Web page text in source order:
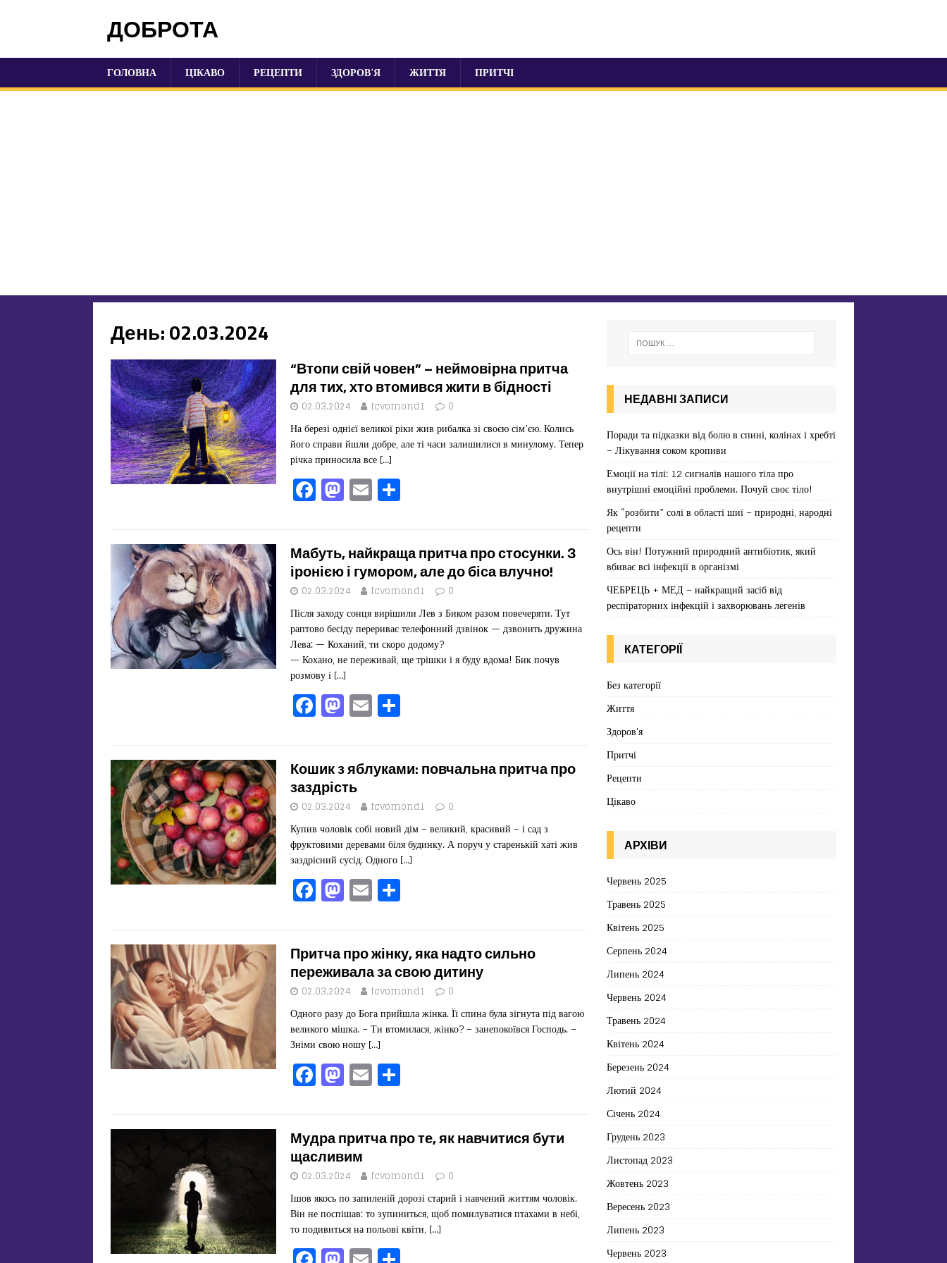
ДОБРОТА
ГОЛОВНА ЦІКАВО РЕЦЕПТИ ЗДОРОВ’Я ЖИТТЯ ПРИТЧІ
День:02.03.2024
“Втопи свій човен” – неймовірна притча
для тих, хто втомився жити в бідності
02.03.2024 fcvomond1 0
На березі однієї великої ріки жив рибалка зі своєю сім’єю. Колись
його справи йшли добре, але ті часи залишилися в минулому. Тепер
річка приносила все […]
F
a
e
b
o
o
k
M
a
o
d
o
n
E
m
l ит
ис
я
Мабуть, найкраща притча про стосунки. З
іронією і гумором, але до біса влучно!
02.03.2024 fcvomond1 0
Після заходу сонця вирішили Лев з Биком разом повечеряти. Тут
раптово бесіду перериває телефонний дзвінок — дзвонить дружина
Лева: — Коханий, ти скоро додому?
— Кохано, не переживай, ще трішки і я буду вдома! Бик почув
розмову і […]
F
a
e
b
o
o
k
M
a
o
d
o
n
E
m
l ит
ис
я
Кошик з яблуками: повчальна притча про
заздрість
02.03.2024 fcvomond1 0
Купив чоловік собі новий дім – великий, красивий – і сад з
фруктовими деревами біля будинку. А поруч у старенькій хаті жив
заздрісний сусід. Одного […]
F
a
e
b
o
o
k
M
a
o
d
o
n
E
m
l ит
ис
я
Притча про жінку, яка надто сильно
переживала за свою дитину
02.03.2024 fcvomond1 0
Одного разу до Бога прийшла жінка. Її спина була зігнута під вагою
великого мішка. – Ти втомилася, жінко? – занепокоївся Господь. –
Зніми свою ношу […]
F
a
e
b
o
o
k
M
a
o
d
o
n
E
m
l ит
ис
я
Мудра притча про те, як навчитися бути
щасливим
02.03.2024 fcvomond1 0
Ішов якось по запиленій дорозі старий і навчений життям чоловік.
Він не поспішав: то зупиниться, щоб помилуватися птахами в небі,
то подивиться на польові квіти, […]
НЕДАВНІ ЗАПИСИ
Поради та підказки від болю в спині, колінах і хребті
– Лікування соком кропиви
Емоції на тілі: 12 сигналів нашого тіла про
внутрішні емоційні проблеми. Почуй своє тіло!
Як “розбити” солі в області шиї – природні, народні
рецепти
Ось він! Потужний природний антибіотик, який
вбиває всі інфекції в організмі
ЧЕБРЕЦЬ + МЕД – найкращий засіб від
респіраторних інфекцій і захворювань легенів
КАТЕГОРІЇ
Без категорії
Життя
Здоров'я
Притчі
Рецепти
Цікаво
АРХІВИ
Червень 2025
Травень 2025
Квітень 2025
Серпень 2024
Липень 2024
Червень 2024
Травень 2024
Квітень 2024
Березень 2024
Лютий 2024
Січень 2024
Грудень 2023
Листопад 2023
Жовтень 2023
Вересень 2023
Липень 2023
Червень 2023